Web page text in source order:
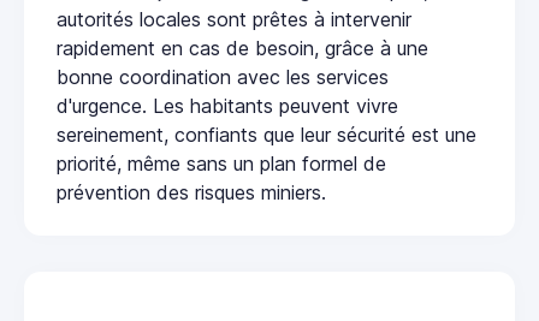
autorités locales sont prêtes à intervenir
rapidement en cas de besoin, grâce à une
bonne coordination avec les services
d'urgence. Les habitants peuvent vivre
sereinement, confiants que leur sécurité est une
priorité, même sans un plan formel de
prévention des risques miniers.